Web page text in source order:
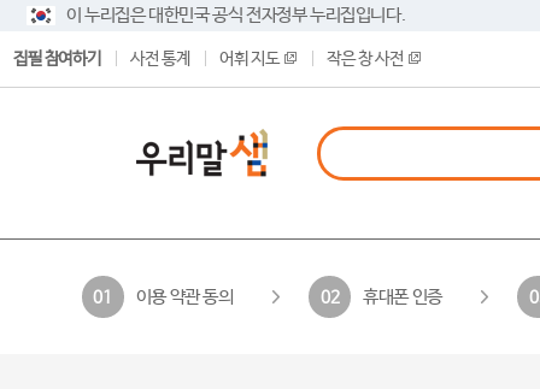
이 누리집은 대한민국 공식 전자정부 누리집입니다.
집필 참여하기 사전 통계 어휘 지도 작은 창 사전
01 이용 약관 동의 02 휴대폰 인증